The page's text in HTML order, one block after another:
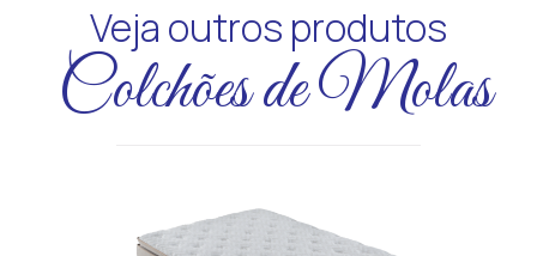
Veja outros produtos
Colchões de Molas